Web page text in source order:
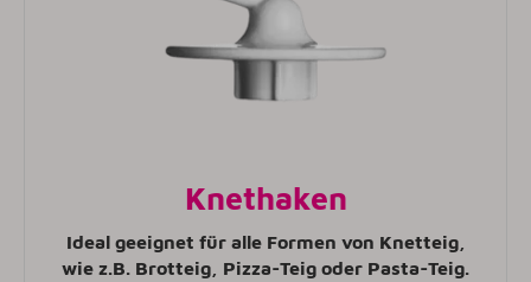
Knethaken
Ideal geeignet für alle Formen von Knetteig,
wie z.B. Brotteig, Pizza-Teig oder Pasta-Teig.